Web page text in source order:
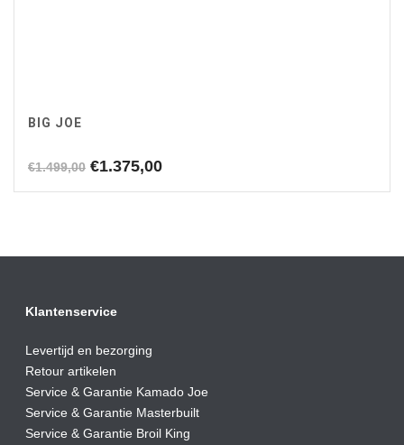
BIG JOE
€1.499,00 Oorspronkelijke
€1.375,00Huidige
Klantenservice
Levertijd en bezorging
Retour artikelen
Service & Garantie Kamado Joe
Service & Garantie Masterbuilt
Service & Garantie Broil King